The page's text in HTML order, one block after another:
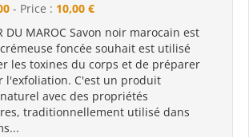
- Price : 10,00 €
DU MAROC Savon noir marocain est
foncée souhait est utilisé
les toxines du corps et de préparer
l'exfoliation. C'est un produit
avec des propriétés
traditionnellement utilisé dans